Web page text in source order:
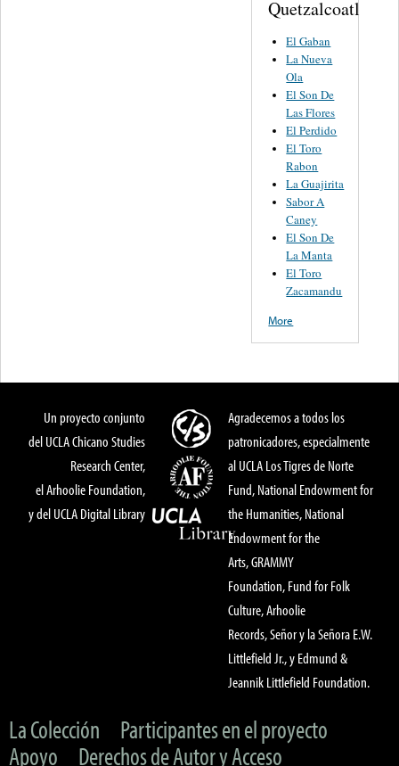
Quetzalcoatl
El Gaban
La Nueva
Ola
El Son De
Las Flores
El Perdido
El Toro
Rabon
La Guajirita
Sabor A
Caney
El Son De
La Manta
El Toro
Zacamandu
More
Un proyecto conjunto
del UCLA Chicano Studies
Research Center,
el Arhoolie Foundation,
y del UCLA Digital Library
Agradecemos a todos los
patronicadores, especialmente
al UCLA Los Tigres de Norte
Fund, National Endowment for
the Humanities, National
Endowment for the
Arts, GRAMMY
Foundation, Fund for Folk
Culture, Arhoolie
Records, Señor y la Señora E.W.
Littlefield Jr., y Edmund &
Jeannik Littlefield Foundation.
La Colección
Participantes en el proyecto
Apoyo
Derechos de Autor y Acceso